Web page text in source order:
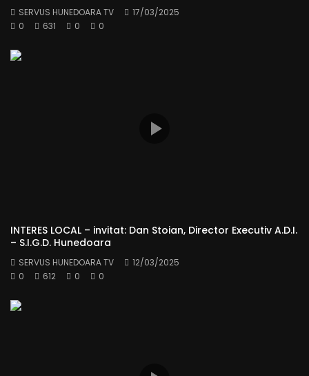
SERVUS HUNEDOARA TV
17/03/2025
0
631 0 0
INTERES LOCAL – invitat: Dan Stoian, Director Executiv A.D.I.
– S.I.G.D. Hunedoara
SERVUS HUNEDOARA TV
12/03/2025
0
612 0 0